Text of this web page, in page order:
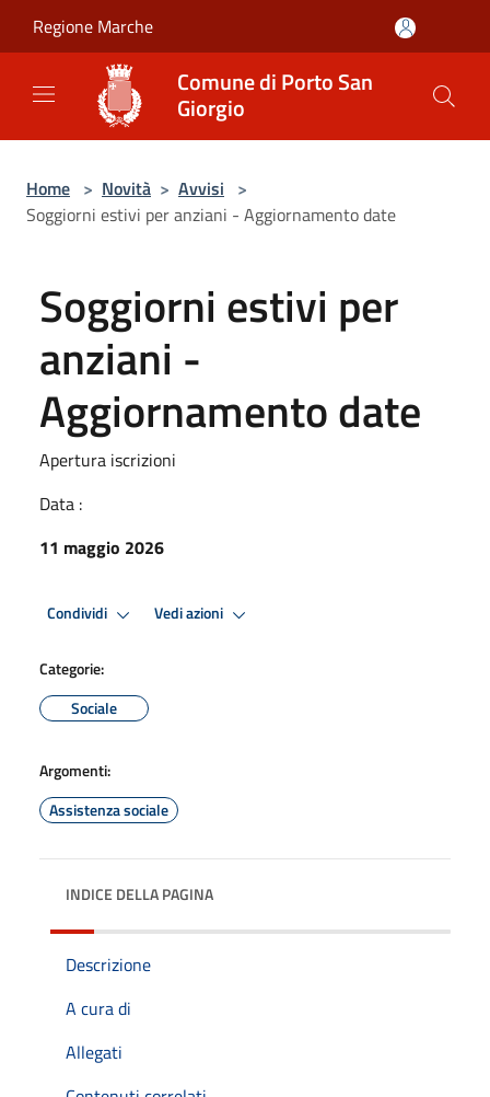
Regione Marche
Comune di Porto San
Giorgio
Home > Novità > Avvisi >
Soggiorni estivi per anziani - Aggiornamento date
Soggiorni estivi per
anziani -
Aggiornamento date
Apertura iscrizioni
Data :
11 maggio 2026
Condividi Vedi azioni
Categorie:
Sociale
Argomenti:
Assistenza sociale
INDICE DELLA PAGINA
Descrizione
A cura di
Allegati